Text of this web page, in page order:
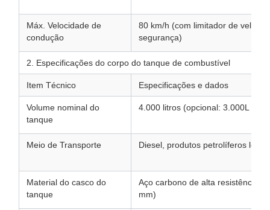
Máx. Velocidade de
condução
80 km/h (com limitador de
segurança)
2. Especificações do corpo do tanque de combustível
Item Técnico Especificações e dados
Volume nominal do
tanque
4.000 litros (opcional: 3.000L -
Meio de Transporte Diesel, produtos petrolíferos leves
Material do casco do
tanque
Aço carbono de alta resistência
mm)